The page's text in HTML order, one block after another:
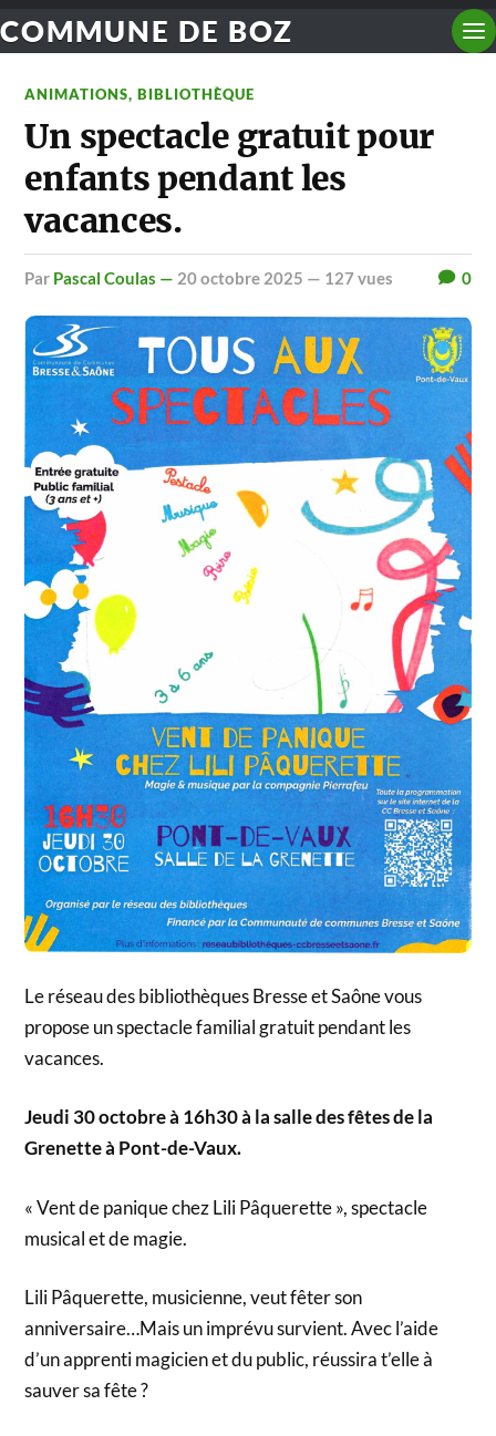
COMMUNE DE BOZ
ANIMATIONS,BIBLIOTHÈQUE
Un spectacle gratuit pour
enfants pendant les
vacances.
par Pascal Coulas — 20 octobre 2025 — 127 vues 0
Le réseau des bibliothèques Bresse et Saône vous
propose un spectacle familial gratuit pendant les
vacances.
Jeudi 30 octobre à 16h30 à la salle des fêtes de la
Grenette à Pont-de-Vaux.
« Vent de panique chez Lili Pâquerette », spectacle
musical et de magie.
Lili Pâquerette, musicienne, veut fêter son
anniversaire…Mais un imprévu survient. Avec l’aide
d’un apprenti magicien et du public, réussira t’elle à
sauver sa fête ?